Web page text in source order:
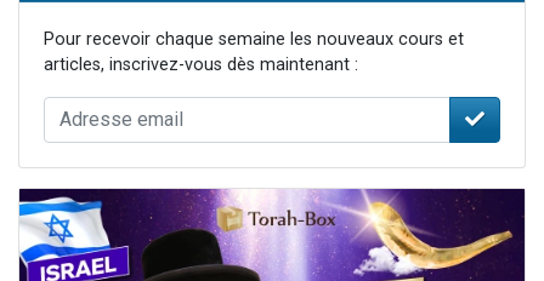
Pour recevoir chaque semaine les nouveaux cours et
articles, inscrivez-vous dès maintenant :